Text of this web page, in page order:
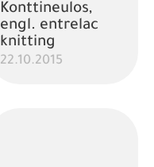
Konttineulos,
engl. entrelac
knitting
22.10.2015